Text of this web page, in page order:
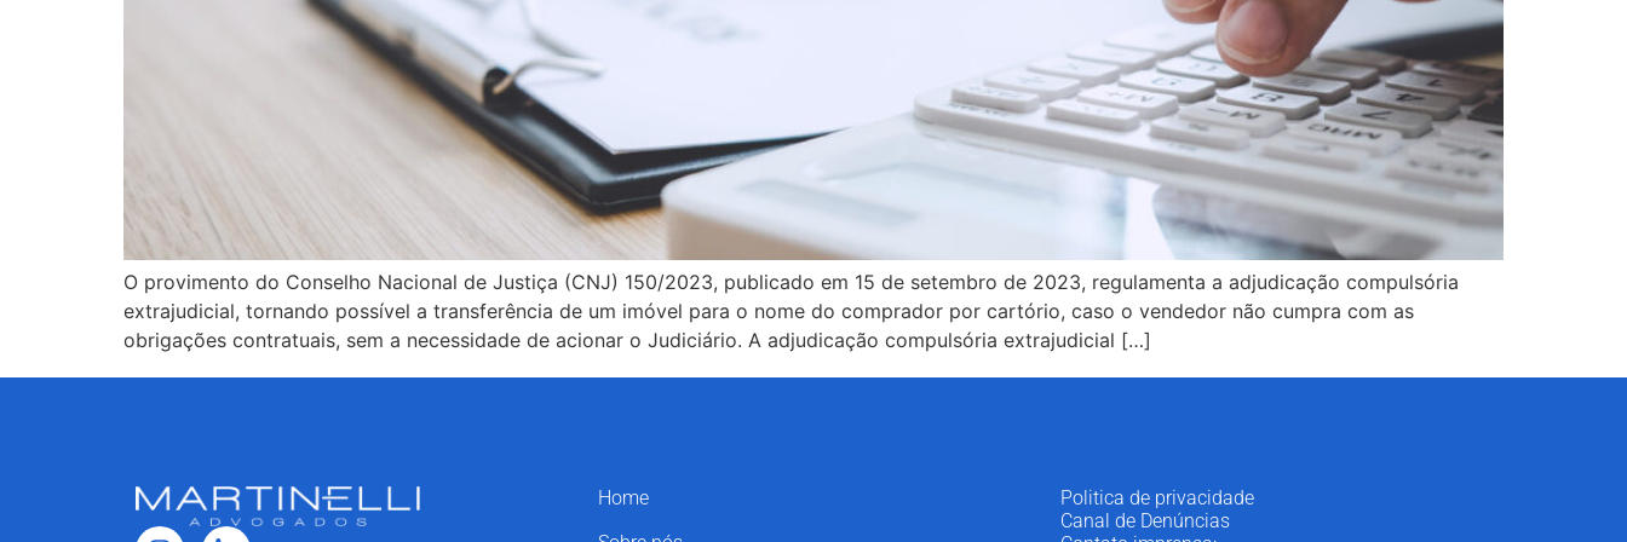
O provimento do Conselho Nacional de Justiça (CNJ) 150/2023, publicado em 15 de setembro de 2023, regulamenta a adjudicação compulsória
extrajudicial, tornando possível a transferência de um imóvel para o nome do comprador por cartório, caso o vendedor não cumpra com as
obrigações contratuais, sem a necessidade de acionar o Judiciário. A adjudicação compulsória extrajudicial […]
Home
Politica de privacidade
Canal de Denúncias